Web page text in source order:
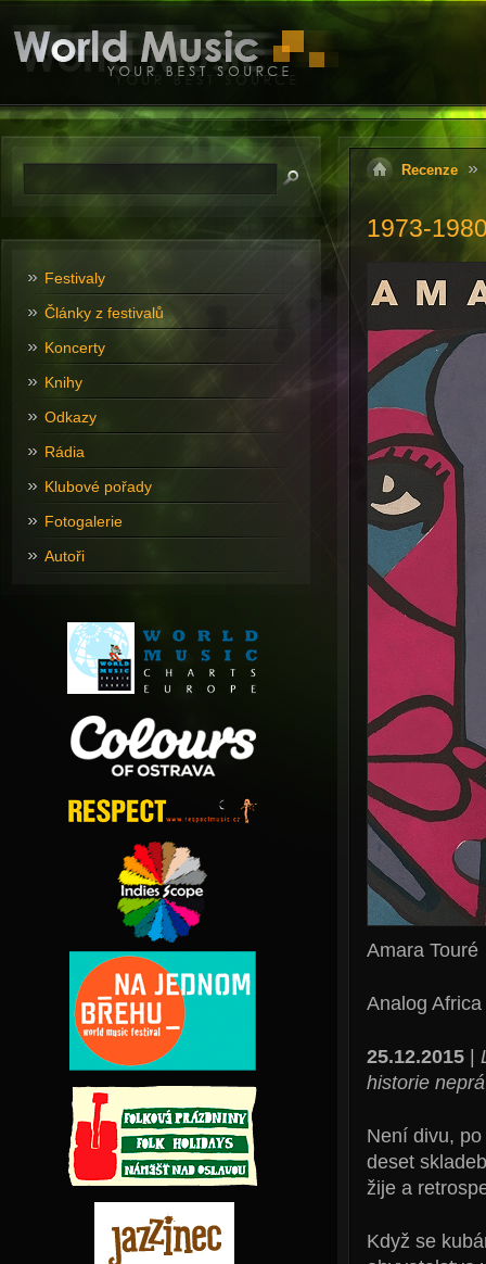
Recenze
1973-
Amara Touré
Analog Africa
25.12.2015|
historie
Není divu,
deset
žije a
Když se
Festivaly
Články z festivalů
Koncerty
Knihy
Odkazy
Rádia
Klubové pořady
Fotogalerie
Autoři